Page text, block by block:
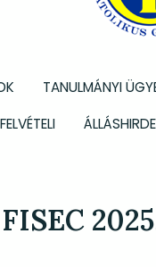
TANULMÁNYI
FELVÉTELI
FISEC